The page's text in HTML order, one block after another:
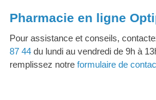
Pharmacie en ligne
Pour assistance et conseils,
87 44 du lundi au vendredi de 9h à
remplissez notre formulaire de